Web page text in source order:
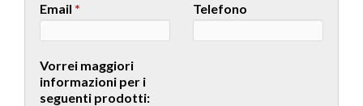
Email * Telefono
Vorrei maggiori
informazioni per i
seguenti prodotti: